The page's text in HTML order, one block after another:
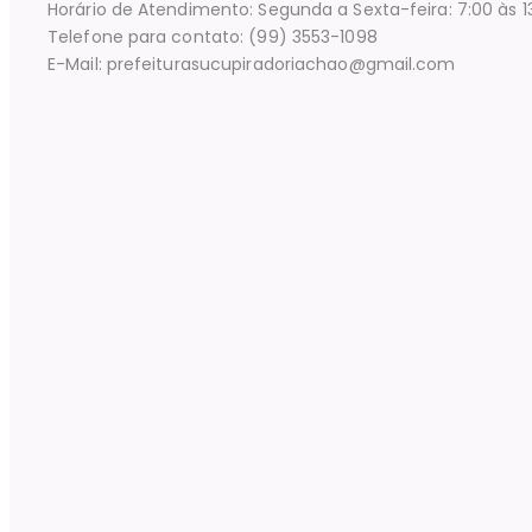
Horário de Atendimento: Segunda a Sexta-feira: 7:00 às
Telefone para contato: (99) 3553-1098
E-Mail: prefeiturasucupiradoriachao@gmail.com